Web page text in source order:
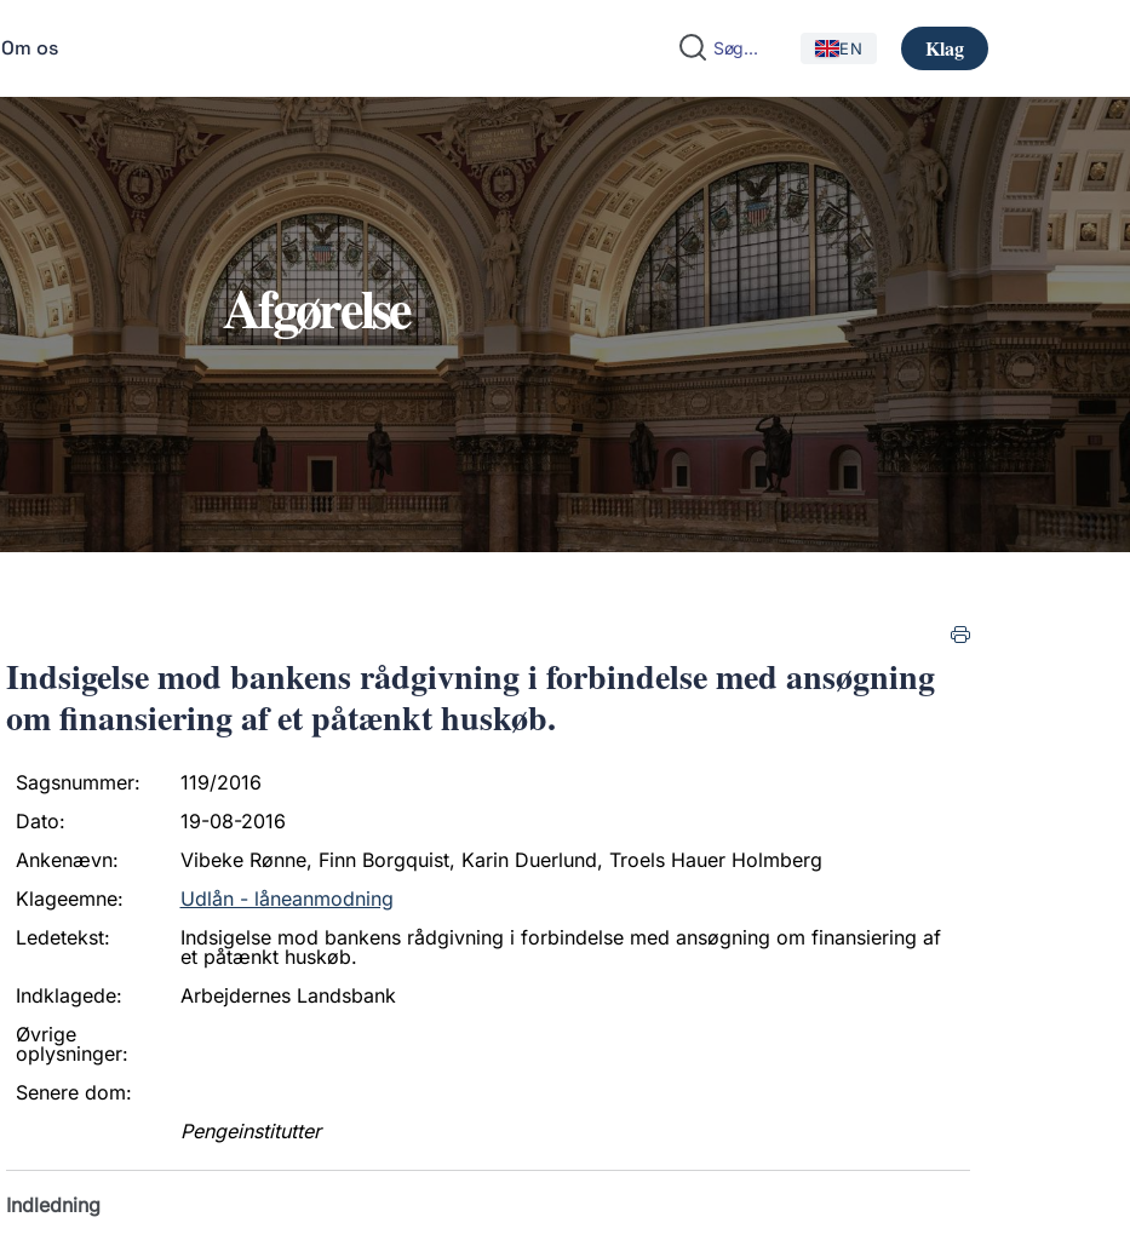
Om os EN Klag
Afgørelse
Indsigelse mod bankens rådgivning i forbindelse med ansøgning
om finansiering af et påtænkt huskøb.
Sagsnummer:
119/2016
Dato:
19-08-2016
Ankenævn:
Vibeke Rønne, Finn Borgquist, Karin Duerlund, Troels Hauer Holmberg
Klageemne:
Udlån - låneanmodning
Ledetekst:
Indsigelse mod bankens rådgivning i forbindelse med ansøgning om finansiering af
et påtænkt huskøb.
Indklagede:
Arbejdernes Landsbank
Øvrige
oplysninger:
Senere dom:
Pengeinstitutter
Indledning